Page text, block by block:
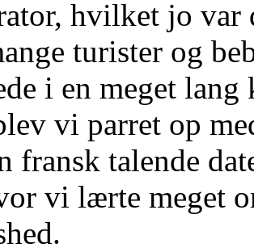
hvilket jo
turister og
i en meget
vi parret op
fransk talende
vi lærte meget